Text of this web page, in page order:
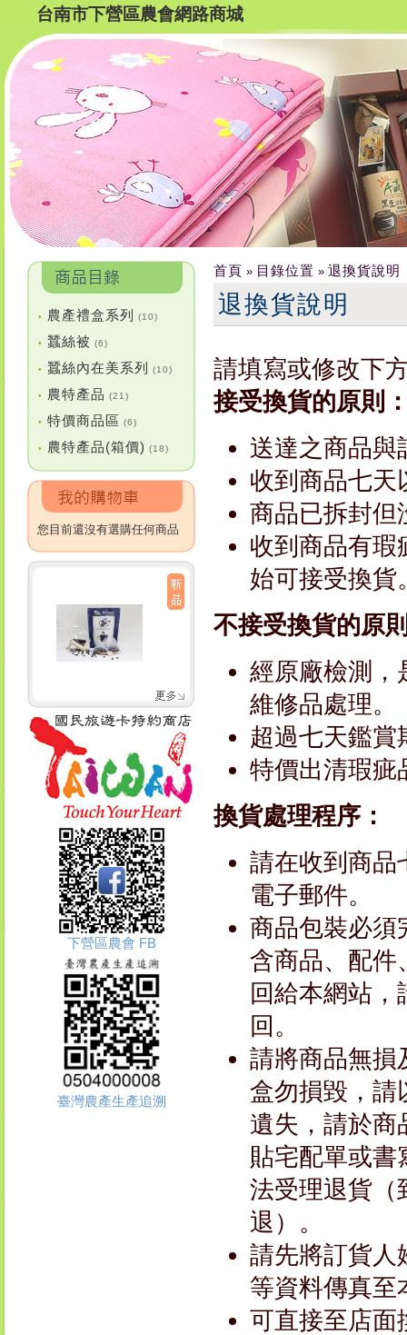
台南市下營區農會網路商城
• 農產禮盒系列 (10)
• 蠶絲被 (6)
• 蠶絲內在美系列 (10)
• 農特產品 (21)
• 特價商品區 (6)
• 農特產品(箱價) (18)
您目前還沒有選購任何商品
下營區農會 FB
臺灣農產生產追溯
首頁 » 目錄位置 » 退換貨說明
退換貨說明
請填寫或修改下
接受換貨的原則
送達之商品與
收到商品七天
商品已拆封但
收到商品有瑕
始可接受換貨
不接受換貨的原
經原廠檢測，
維修品處理。
超過七天鑑賞
特價出清瑕疵
換貨處理程序：
請在收到商品
電子郵件。
商品包裝必須
含商品、配件
回給本網站
回。
請將商品無損
盒勿損毀，請
遺失，請於商
貼宅配單或書
法受理退貨（
退）。
請先將訂貨人
等資料傳真至
可直接至店面